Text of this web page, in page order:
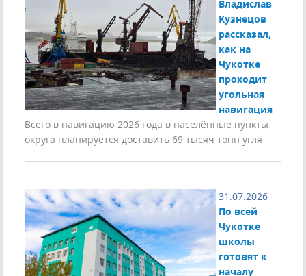
Владислав
Кузнецов
рассказал,
как на
Чукотке
проходит
угольная
навигация
Всего в навигацию 2026 года в населённые пункты
округа планируется доставить 69 тысяч тонн угля
31.07.2026
По всей
Чукотке
школы
готовят к
началу